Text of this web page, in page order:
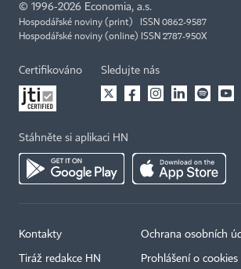
© 1996-2026 Economia, a.s.
Hospodářské noviny (print) ISSN 0862-9587
Hospodářské noviny (online) ISSN 2787-950X
Certifikováno Sledujte nás
Stáhněte si aplikaci HN
Kontakty
Tiráž redakce HN
Ochrana osobních
Prohlášení o cookies